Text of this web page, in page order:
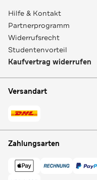
Hilfe & Kontakt
Partnerprogramm
Widerrufsrecht
Studentenvorteil
Kaufvertrag widerrufen
Versandart
Zahlungsarten